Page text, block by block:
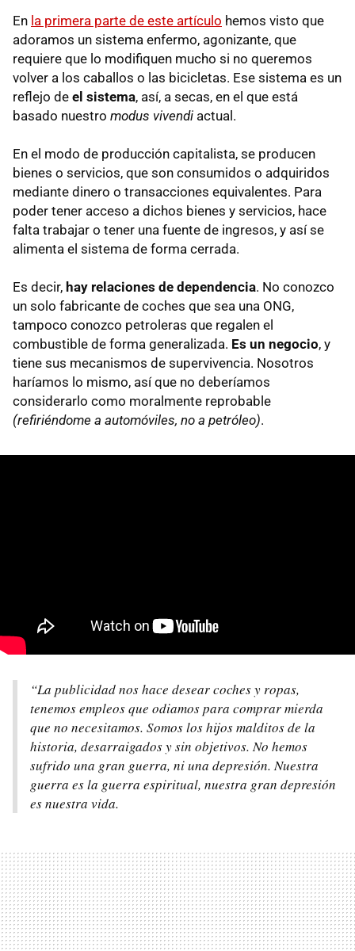
En la primera parte de este artículo hemos visto que
adoramos un sistema enfermo, agonizante, que
requiere que lo modifiquen mucho si no queremos
volver a los caballos o las bicicletas. Ese sistema es un
reflejo de el sistema, así, a secas, en el que está
basado nuestro modus vivendi actual.
En el modo de producción capitalista, se producen
bienes o servicios, que son consumidos o adquiridos
mediante dinero o transacciones equivalentes. Para
poder tener acceso a dichos bienes y servicios, hace
falta trabajar o tener una fuente de ingresos, y así se
alimenta el sistema de forma cerrada.
Es decir, hay relaciones de dependencia. No conozco
un solo fabricante de coches que sea una ONG,
tampoco conozco petroleras que regalen el
combustible de forma generalizada. Es un negocio, y
tiene sus mecanismos de supervivencia. Nosotros
haríamos lo mismo, así que no deberíamos
considerarlo como moralmente reprobable
(refiriéndome a automóviles, no a petróleo).
“La publicidad nos hace desear coches y ropas,
tenemos empleos que odiamos para comprar mierda
que no necesitamos. Somos los hijos malditos de la
historia, desarraigados y sin objetivos. No hemos
sufrido una gran guerra, ni una depresión. Nuestra
guerra es la guerra espiritual, nuestra gran depresión
es nuestra vida.